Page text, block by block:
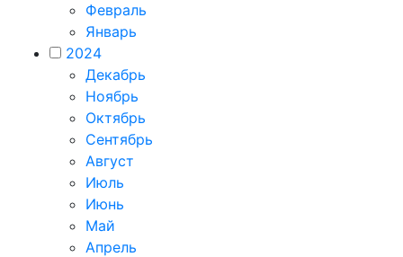
Февраль
Январь
2024
Декабрь
Ноябрь
Октябрь
Сентябрь
Август
Июль
Июнь
Май
Апрель